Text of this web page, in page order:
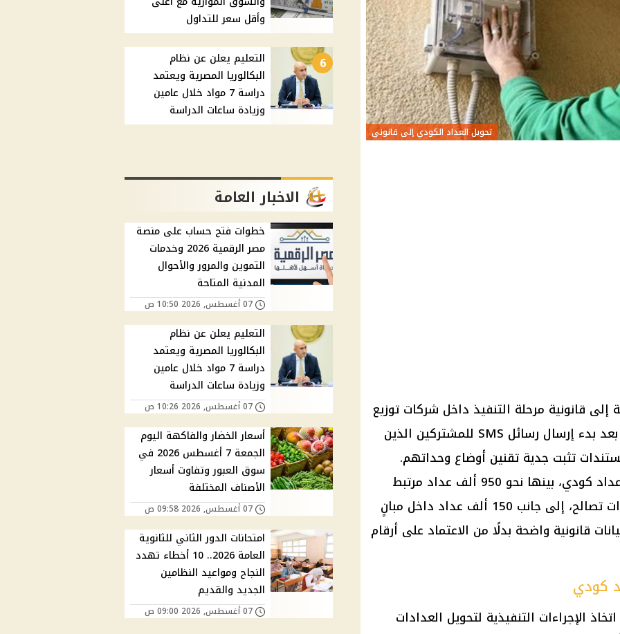
تحويل العداد الكودي إلى قانوني
قانونية مرحلة التنفيذ داخل شركات توزيع
الكهرباء على مستوى الجمهورية، بعد بدء إرسال رسائل SMS للمشتركين الذين
تثبت جدية تقنين أوضاع وحداتهم.
وتشمل الخطة أكثر من 1.1 مليون عداد كودي، بينها نحو 950 ألف عداد مرتبط
بوحدات حصل أصحابها على مستندات تصالح، إلى جانب 150 ألف عداد داخل مبانٍ
قانونية واضحة بدلًا من الاعتماد على أرقام
الإجراءات التنفيذية لتحويل العدادات
وأقل سعر للتداول
6
التعليم يعلن عن نظام
البكالوريا المصرية ويعتمد
دراسة 7 مواد خلال عامين
وزيادة ساعات الدراسة
الاخبار العامة
خطوات فتح حساب على منصة
مصر الرقمية 2026 وخدمات
التموين والمرور والأحوال
المدنية المتاحة
07 أغسطس, 2026 10:50 ص
التعليم يعلن عن نظام
البكالوريا المصرية ويعتمد
دراسة 7 مواد خلال عامين
وزيادة ساعات الدراسة
07 أغسطس, 2026 10:26 ص
أسعار الخضار والفاكهة اليوم
الجمعة 7 أغسطس 2026 في
سوق العبور وتفاوت أسعار
الأصناف المختلفة
07 أغسطس, 2026 09:58 ص
امتحانات الدور الثاني للثانوية
العامة 2026.. 10 أخطاء تهدد
النجاح ومواعيد النظامين
الجديد والقديم
07 أغسطس, 2026 09:00 ص